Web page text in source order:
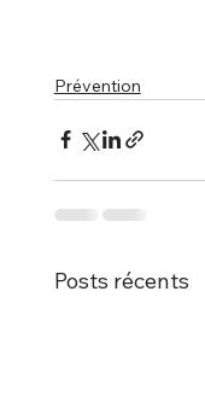
Prévention
Posts récents